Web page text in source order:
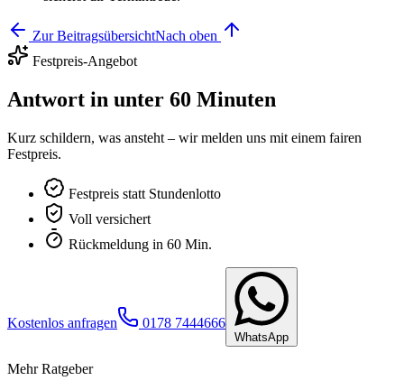
Zur BeitragsübersichtNach oben
Festpreis-Angebot
Antwort in unter 60 Minuten
Kurz schildern, was ansteht – wir melden uns mit einem fairen
Festpreis.
Festpreis statt Stundenlotto
Voll versichert
Rückmeldung in 60 Min.
Kostenlos anfragen 0178 7444666
WhatsApp
Mehr Ratgeber